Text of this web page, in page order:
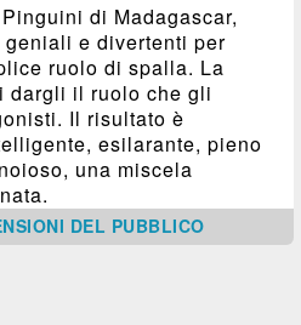
di Madagascar,
e divertenti per
ruolo di spalla. La
dargli il ruolo che gli
Il risultato è
esilarante, pieno
una miscela
DEL PUBBLICO